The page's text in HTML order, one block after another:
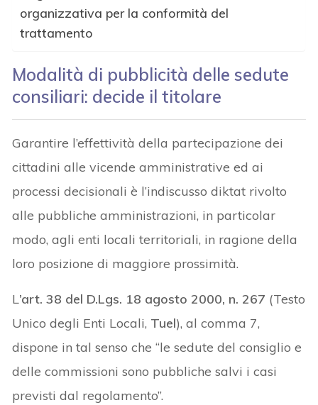
organizzativa per la conformità del
trattamento
Modalità di pubblicità delle sedute
consiliari: decide il titolare
Garantire l’effettività della partecipazione dei
cittadini alle vicende amministrative ed ai
processi decisionali è l’indiscusso diktat rivolto
alle pubbliche amministrazioni, in particolar
modo, agli enti locali territoriali, in ragione della
loro posizione di maggiore prossimità.
L’art. 38 del D.Lgs. 18 agosto 2000, n. 267 (Testo
Unico degli Enti Locali, Tuel), al comma 7,
dispone in tal senso che “le sedute del consiglio e
delle commissioni sono pubbliche salvi i casi
previsti dal regolamento”.